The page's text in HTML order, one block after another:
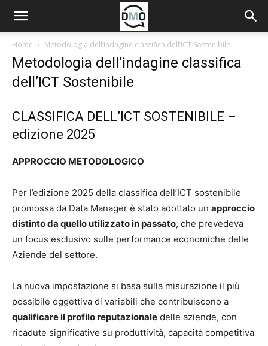
Home Metodologia dell’indagine classifica dell’ICT Sostenibile
Metodologia dell’indagine classifica
dell’ICT Sostenibile
CLASSIFICA DELL’ICT SOSTENIBILE –
edizione 2025
APPROCCIO METODOLOGICO
Per l’edizione 2025 della classifica dell’ICT sostenibile
promossa da Data Manager è stato adottato un approccio
distinto da quello utilizzato in passato, che prevedeva
un focus esclusivo sulle performance economiche delle
Aziende del settore.
La nuova impostazione si basa sulla misurazione il più
possibile oggettiva di variabili che contribuiscono a
qualificare il profilo reputazionale delle aziende, con
ricadute significative su produttività, capacità competitiva